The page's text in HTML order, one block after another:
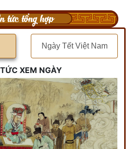
tức tổng hợp
Ngày Tết Việt Nam
XEM NGÀY